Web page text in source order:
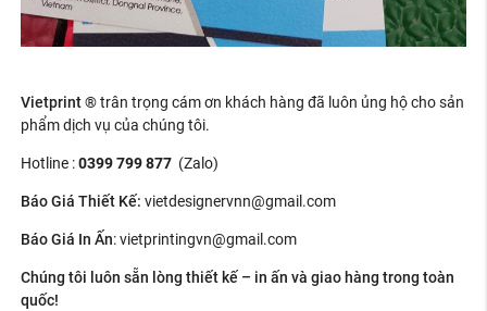
Vietprint ®trân trọng cám ơn khách hàng đã luôn ủng hộ cho sản
phẩm dịch vụ của chúng tôi.
Hotline :0399 799 877 (Zalo)
Báo Giá Thiết Kế: vietdesignervnn@gmail.com
Báo Giá In Ấn: vietprintingvn@gmail.com
Chúng tôi luôn sẵn lòng thiết kế – in ấn và giao hàng trong toàn
quốc!